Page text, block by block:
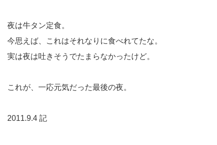
夜は牛タン定食。
今思えば、これはそれなりに食べれてたな。
実は夜は吐きそうでたまらなかったけど。
これが、一応元気だった最後の夜。
2011.9.4 記